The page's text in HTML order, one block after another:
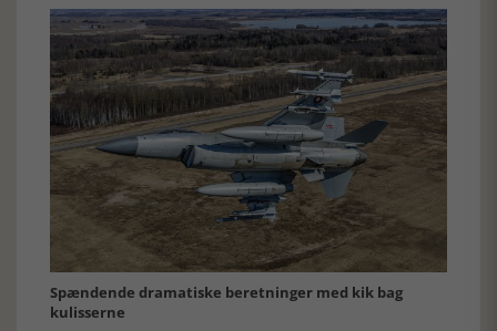
Spændende dramatiske beretninger med kik bag
kulisserne